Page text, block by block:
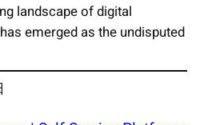
landscape of digital
emerged as the undisputed